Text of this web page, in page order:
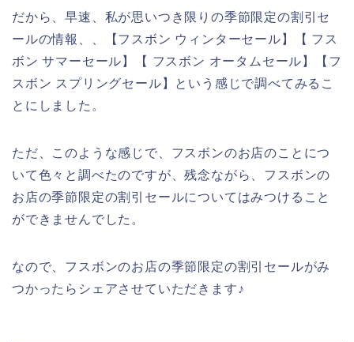
だから、早速、私が思いつき限りの季節限定の割引セ
ールの情報、、【フスボン ウィンターセール】【 フス
ボン サマーセール】【 フスボン オータムセール】【フ
スボン スプリングセール】という感じで調べてみるこ
とにしました。
ただ、このような感じで、フスボンのお店のことにつ
いて色々と調べたのですが、残念ながら、フスボンの
お店の季節限定の割引セールについてはみつけること
ができませんでした。
なので、フスボンのお店の季節限定の割引セールがみ
つかったらシェアさせていただきます♪